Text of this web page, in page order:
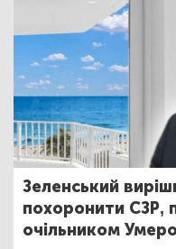
Зеленський
похоронити СЗР,
очільником